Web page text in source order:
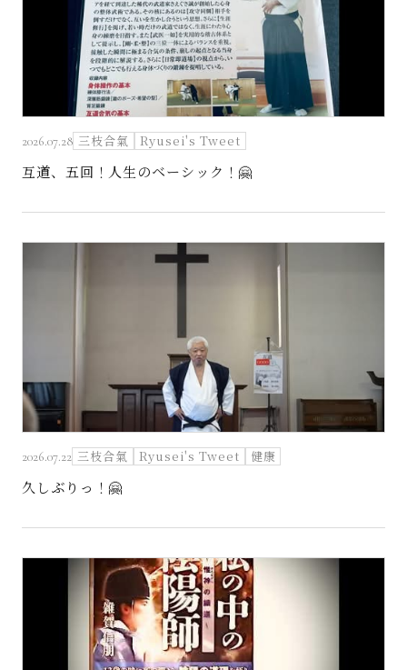
お問い合わせ
2026.07.28 三枝合氣 Ryusei's Tweet
互道、五回！人生のベーシック！🤗
2026.07.22 三枝合氣 Ryusei's Tweet 健康
久しぶりっ！🤗